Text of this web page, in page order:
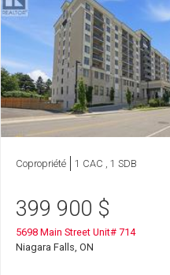
Copropriété 1 CAC , 1 SDB
399 900 $
5698 Main Street Unit# 714
Niagara Falls, ON